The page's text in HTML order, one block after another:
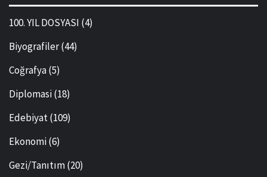
100. YIL DOSYASI (4)
Biyografiler(44)
Coğrafya(5)
Diplomasi(18)
Edebiyat(109)
Ekonomi(6)
Gezi/Tanıtım(20)